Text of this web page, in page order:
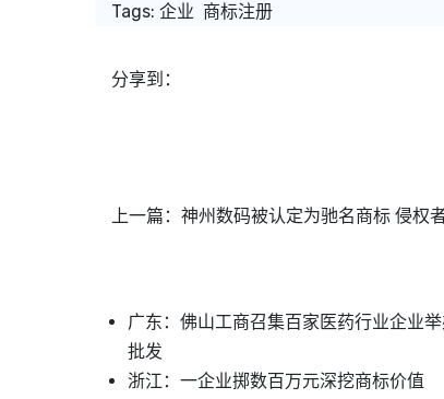
Tags: 企业 商标注册
分享到：
上一篇： 神州数码被认定为驰名商标 侵权
广东：佛山工商召集百家医药行业企业
批发
浙江：一企业掷数百万元深挖商标价值